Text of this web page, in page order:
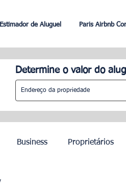
Estimador de Aluguel Paris Airbnb
Determine o valor do
Business Proprietários